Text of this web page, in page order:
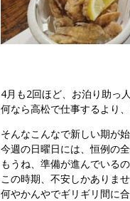
4月も2回ほど、お泊り助っ
何なら高松で仕事するより
そんなこんなで新しい期が
今週の日曜日には、恒例の
もうね、準備が進んでいる
この時期、不安しかありま
何やかんやでギリギリ間に